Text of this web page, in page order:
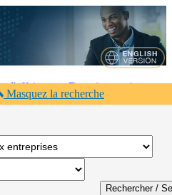
d'affaires
Fournisseurs /
Masquez la recherche